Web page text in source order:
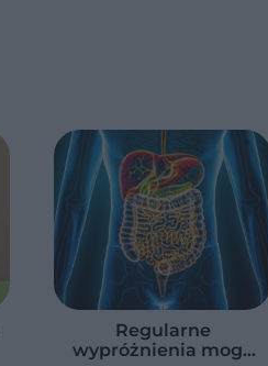
Regularne
wypróżnienia mogą